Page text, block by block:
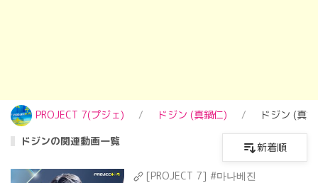
PROJECT 7(プジェ) ドジン (真鍋仁)
ドジン (真
ドジンの関連動画一覧
新着順
[PROJECT 7] #마나베진